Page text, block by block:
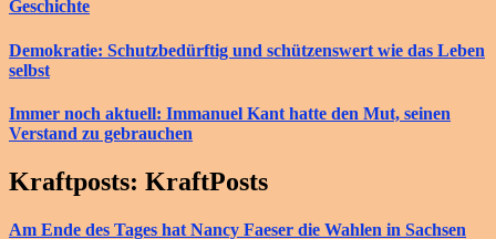
Geschichte
Demokratie: Schutzbedürftig und schützenswert wie das Leben
selbst
Immer noch aktuell: Immanuel Kant hatte den Mut, seinen
Verstand zu gebrauchen
Kraftposts: KraftPosts
Am Ende des Tages hat Nancy Faeser die Wahlen in Sachsen